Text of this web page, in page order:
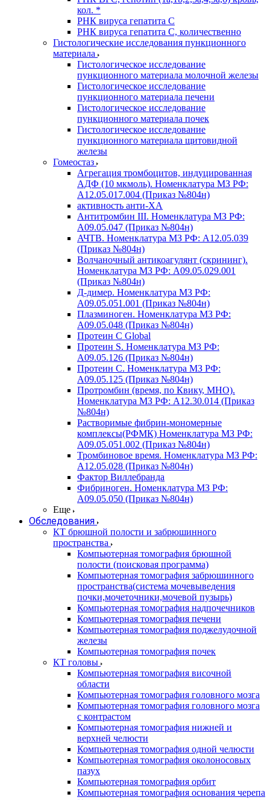
кол. *
РНК вируса гепатита C
РНК вируса гепатита C, количественно
Гистологические исследования пункционного
материала
Гистологическое исследование
пункционного материала молочной железы
Гистологическое исследование
пункционного материала печени
Гистологическое исследование
пункционного материала почек
Гистологическое исследование
пункционного материала щитовидной
железы
Гомеостаз
Агрегация тромбоцитов, индуцированная
АДФ (10 мкмоль). Номенклатура МЗ РФ:
A12.05.017.004 (Приказ №804н)
активность анти-ХА
Антитромбин III. Номенклатура МЗ РФ:
A09.05.047 (Приказ №804н)
АЧТВ. Номенклатура МЗ РФ: A12.05.039
(Приказ №804н)
Волчаночный антикоагулянт (скрининг).
Номенклатура МЗ РФ: A09.05.029.001
(Приказ №804н)
Д-димер. Номенклатура МЗ РФ:
A09.05.051.001 (Приказ №804н)
Плазминоген. Номенклатура МЗ РФ:
A09.05.048 (Приказ №804н)
Протеин C Global
Протеин S. Номенклатура МЗ РФ:
A09.05.126 (Приказ №804н)
Протеин С. Номенклатура МЗ РФ:
A09.05.125 (Приказ №804н)
Протромбин (время, по Квику, МНО).
Номенклатура МЗ РФ: A12.30.014 (Приказ
№804н)
Растворимые фибрин-мономерные
комплексы(РФМК) Номенклатура МЗ РФ:
A09.05.051.002 (Приказ №804н)
Тромбиновое время. Номенклатура МЗ РФ:
A12.05.028 (Приказ №804н)
Фактор Виллебранда
Фибриноген. Номенклатура МЗ РФ:
A09.05.050 (Приказ №804н)
Еще
Обследования
КТ брюшной полости и забрюшинного
пространства
Компьютерная томография брюшной
полости (поисковая программа)
Компьютерная томография забрюшинного
пространства(система мочевыведения
почки,мочеточники,мочевой пузырь)
Компьютерная томография надпочечников
Компьютерная томография печени
Компьютерная томография поджелудочной
железы
Компьютерная томография почек
КТ головы
Компьютерная томография височной
области
Компьютерная томография головного мозга
Компьютерная томография головного мозга
с контрастом
Компьютерная томография нижней и
верхней челюсти
Компьютерная томография одной челюсти
Компьютерная томография околоносовых
пазух
Компьютерная томография орбит
Компьютерная томография основания черепа